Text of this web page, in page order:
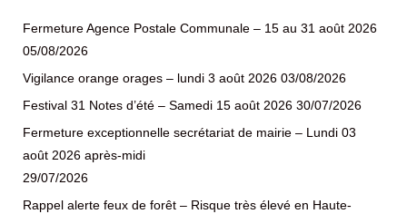
Fermeture Agence Postale Communale – 15 au 31 août 2026
05/08/2026
Vigilance orange orages – lundi 3 août 2026 03/08/2026
Festival 31 Notes d’été – Samedi 15 août 2026 30/07/2026
Fermeture exceptionnelle secrétariat de mairie – Lundi 03
août 2026 après-midi
29/07/2026
Rappel alerte feux de forêt – Risque très élevé en Haute-